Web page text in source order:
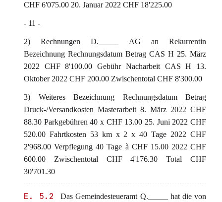
CHF 6'075.00 20. Januar 2022 CHF 18'225.00
- 11 -
2) Rechnungen D._____ AG an Rekurrentin
Bezeichnung Rechnungsdatum Betrag CAS H 25. März
2022 CHF 8'100.00 Gebühr Nacharbeit CAS H 13.
Oktober 2022 CHF 200.00 Zwischentotal CHF 8'300.00
3) Weiteres Bezeichnung Rechnungsdatum Betrag
Druck-/Versandkosten Masterarbeit 8. März 2022 CHF
88.30 Parkgebühren 40 x CHF 13.00 25. Juni 2022 CHF
520.00 Fahrtkosten 53 km x 2 x 40 Tage 2022 CHF
2'968.00 Verpflegung 40 Tage à CHF 15.00 2022 CHF
600.00 Zwischentotal CHF 4'176.30 Total CHF
30'701.30
E. 5.2
Das Gemeindesteueramt Q._____ hat die von